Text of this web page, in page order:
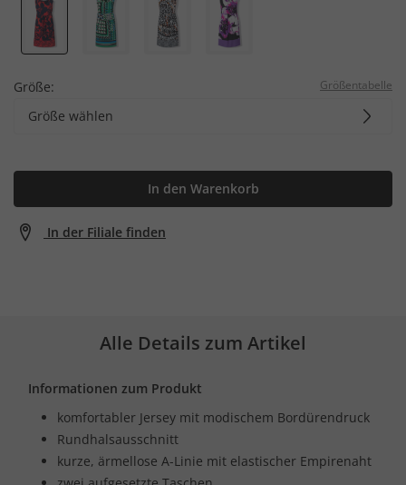
Größe: Größentabelle
Größe wählen
In den Warenkorb
In der Filiale finden
Alle Details zum Artikel
Informationen zum Produkt
komfortabler Jersey mit modischem Bordürendruck
Rundhalsausschnitt
kurze, ärmellose A-Linie mit elastischer Empirenaht